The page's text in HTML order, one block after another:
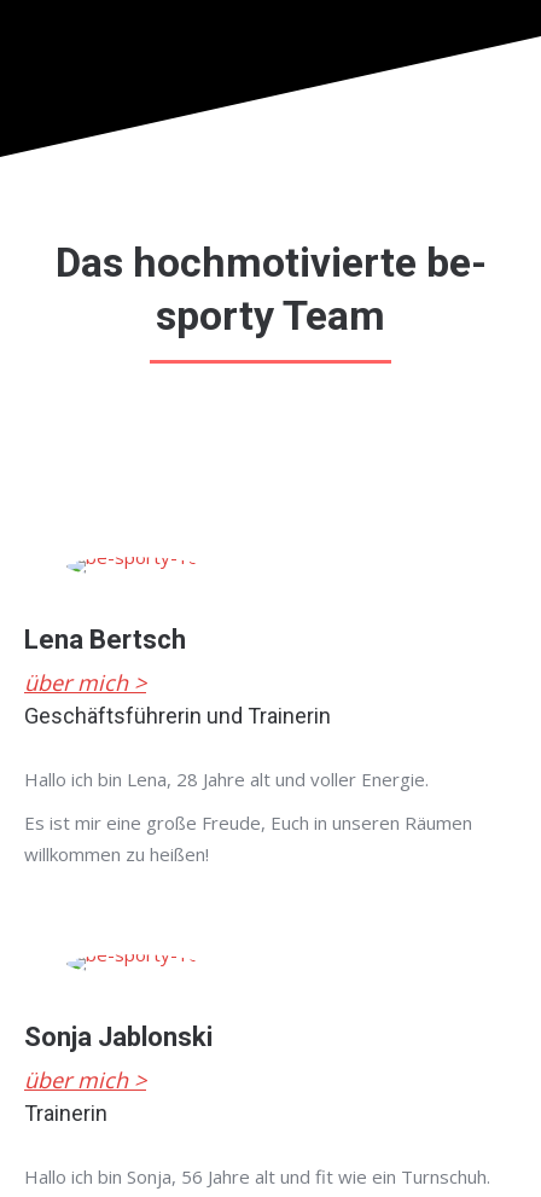
Das hochmotivierte be-
sporty Team
Lena Bertsch
über mich >
Geschäftsführerin und Trainerin
Hallo ich bin Lena, 28 Jahre alt und voller Energie.
Es ist mir eine große Freude, Euch in unseren Räumen
willkommen zu heißen!
Sonja Jablonski
über mich >
Trainerin
Hallo ich bin Sonja, 56 Jahre alt und fit wie ein Turnschuh.